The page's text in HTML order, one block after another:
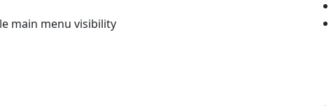
main menu visibility